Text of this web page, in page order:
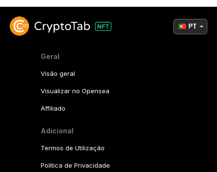
Geral
Visão geral
Visualizar no Opensea
Affiliado
Adicional
Termos de Utilização
Política de Privacidade
PT